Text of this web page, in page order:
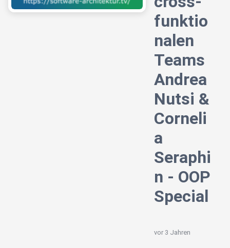
funktio
nalen
Teams
Andrea
Nutsi &
Corneli
a
Seraphi
n - OOP
Special
vor 3 Jahren